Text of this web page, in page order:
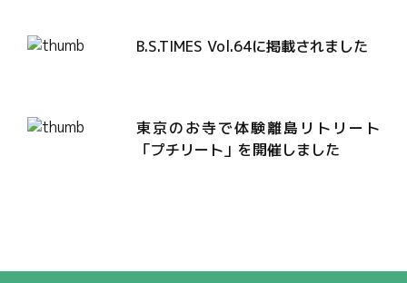
B.S.TIMES Vol.64に掲載されました
東京のお寺で体験離島リトリート
「プチリート」を開催しました